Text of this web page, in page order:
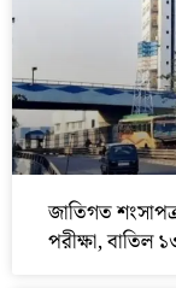
জাতিগত
পরীক্ষা, বাতিল